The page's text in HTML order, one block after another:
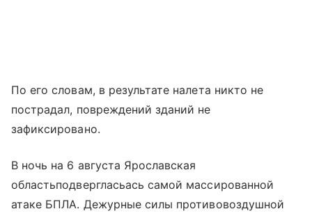
По его словам, в результате налета никто не
пострадал, повреждений зданий не
зафиксировано.
В ночь на 6 августа Ярославская
областьподвергласьась самой массированной
атаке БПЛА. Дежурные силы противовоздушной